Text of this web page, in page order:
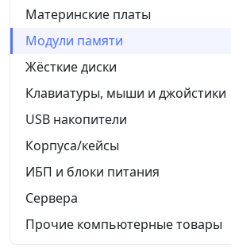
Материнские платы
Модули памяти
Жёсткие диски
Клавиатуры, мыши и джойстики
USB накопители
Корпуса/кейсы
ИБП и блоки питания
Сервера
Прочие компьютерные товары